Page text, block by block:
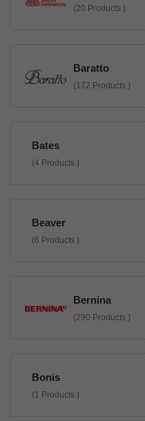
(20 Products )
Baratto
(172 Products )
Bates
(4 Products )
Beaver
(6 Products )
Bernina
(290 Products )
Bonis
(1 Products )